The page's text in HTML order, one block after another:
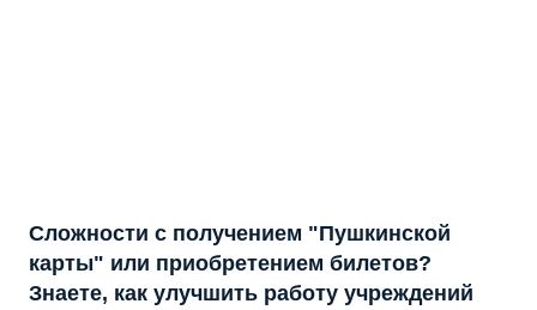
Сложности с получением "Пушкинской
карты" или приобретением билетов?
Знаете, как улучшить работу учреждений